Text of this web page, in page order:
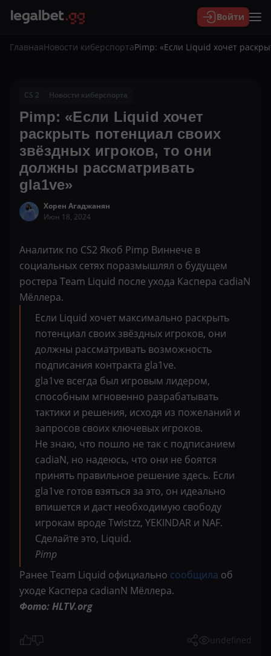
Войти
ГлавнаяНовости киберспортаPimp: «Если Liquid хочет
CS 2 Новости киберспорта
Pimp: «Если Liquid хочет
раскрыть потенциал своих
звёздных игроков, то они
должны рассматривать
gla1ve»
Хорен Агаджанян
Июн 18, 2024
Аналитик по CS2 Якоб Pimp Виннече в
социальных сетях поразмышлял о будущем
ростера Team Liquid после ухода Каспера cadiaN
Мёллера.
Если Liquid хочет максимально раскрыть
потенциал своих звёздных игроков, они
должны рассматривать возможность
подписания контракта gla1ve.
gla1ve всегда был игровым лидером,
способным мгновенно разрабатывать
тактики и решения, исходя из пожеланий и
запросов своих ключевых игроков.
Не знаю, что пошло не так с подписанием
cadiaN, но надеюсь, что они не боятся
принять правильное решение здесь. Если
gla1ve готов взяться за это, он идеально
впишется и даст необходимую свободу
игрокам вроде Twistzz, YEKINDAR и NAF.
Сделайте это, Liquid.
Pimp
Ранее Team Liquid официально сообщила об
уходе Каспера cadianN Мёллера.
Фото: HLTV.org
undefined